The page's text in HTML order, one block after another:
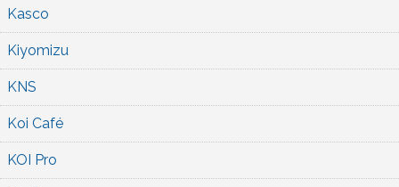
Kasco
Kiyomizu
KNS
Koi Café
KOI Pro